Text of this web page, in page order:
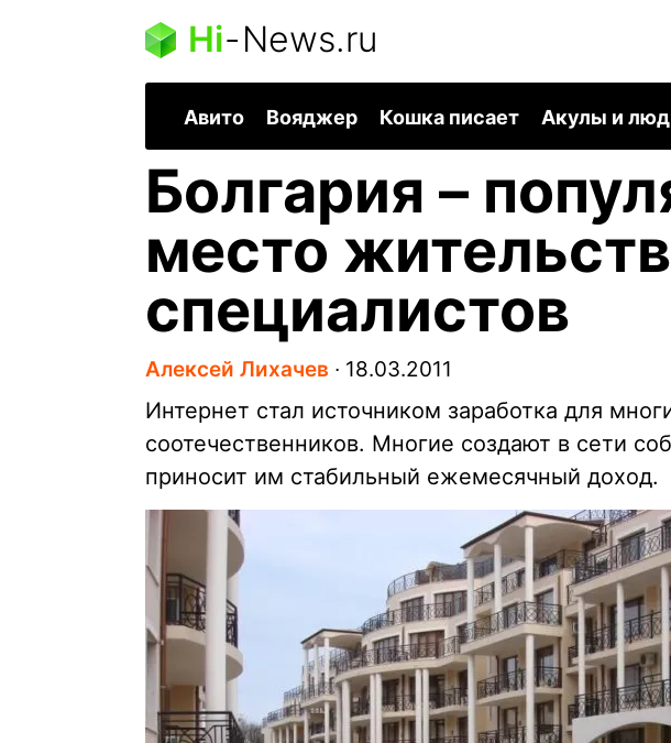
Hi-News.ru
Авито Вояджер Кошка писает Акулы и
Болгария –
место
специалистов
Алексей Лихачев ∙ 18.03.2011
Интернет стал источником заработка для
соотечественников. Многие создают в сети
приносит им стабильный ежемесячный доход.